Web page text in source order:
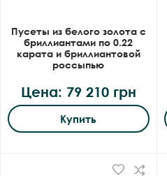
Пусеты из белого золота с
бриллиантами по 0.22
карата и бриллиантовой
россыпью
Цена: 79 210 грн
Купить